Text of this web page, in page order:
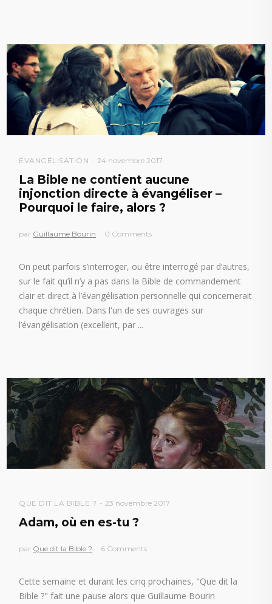
EVANGÉLISATION 24 novembre 2017
La Bible ne contient aucune
injonction directe à évangéliser –
Pourquoi le faire, alors ?
par Guillaume Bourin 0 Comments
On peut parfois s’interroger, ou être interrogé par d’autres,
sur le fait qu’il n’y a pas dans la Bible de commandement
clair et direct à l’évangélisation personnelle qui concernerait
chaque chrétien. Dans l'un de ses ouvrages sur
l’évangélisation (excellent, par
QUE DIT LA BIBLE ? 23 novembre 2017
Adam, où en es-tu ?
par Que dit la Bible ? 6 Comments
Cette semaine et durant les cinq prochaines, "Que dit la
Bible ?" fait une pause alors que Guillaume Bourin